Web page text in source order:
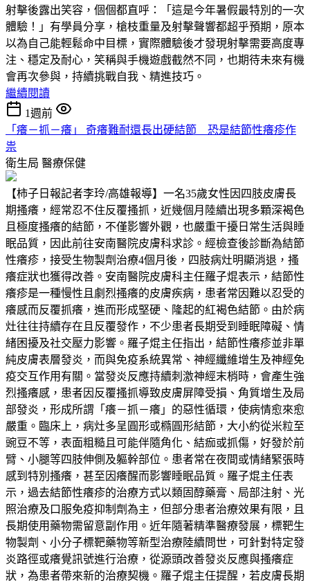
射擊後露出笑容，個個都直呼：「這是今年暑假最特別的一次
體驗！」有學員分享，槍枝重量及射擊聲響都超乎預期，原本
以為自己能輕鬆命中目標，實際體驗後才發現射擊需要高度專
注、穩定及耐心，笑稱與手機遊戲截然不同，也期待未來有機
會再次參與，持續挑戰自我、精進技巧。
繼續閱讀
1週前
「癢－抓－癢」 奇癢難耐還長出硬結節 恐是結節性癢疹作
祟
衛生局 醫療保健
【柿子日報記者李玲/高雄報導】一名35歲女性因四肢皮膚長
期搔癢，經常忍不住反覆搔抓，近幾個月陸續出現多顆深褐色
且極度搔癢的結節，不僅影響外觀，也嚴重干擾日常生活與睡
眠品質，因此前往安南醫院皮膚科求診。經檢查後診斷為結節
性癢疹，接受生物製劑治療4個月後，四肢病灶明顯消退，搔
癢症狀也獲得改善。安南醫院皮膚科主任羅子焜表示，結節性
癢疹是一種慢性且劇烈搔癢的皮膚疾病，患者常因難以忍受的
癢感而反覆抓癢，進而形成堅硬、隆起的紅褐色結節。由於病
灶往往持續存在且反覆發作，不少患者長期受到睡眠障礙、情
緒困擾及社交壓力影響。羅子焜主任指出，結節性癢疹並非單
純皮膚表層發炎，而與免疫系統異常、神經纖維增生及神經免
疫交互作用有關。當發炎反應持續刺激神經末梢時，會產生強
烈搔癢感，患者因反覆搔抓導致皮膚屏障受損、角質增生及局
部發炎，形成所謂「癢－抓－癢」的惡性循環，使病情愈來愈
嚴重。臨床上，病灶多呈圓形或橢圓形結節，大小約從米粒至
豌豆不等，表面粗糙且可能伴隨角化、結痂或抓傷，好發於前
臂、小腿等四肢伸側及軀幹部位。患者常在夜間或情緒緊張時
感到特別搔癢，甚至因癢醒而影響睡眠品質。羅子焜主任表
示，過去結節性癢疹的治療方式以類固醇藥膏、局部注射、光
照治療及口服免疫抑制劑為主，但部分患者治療效果有限，且
長期使用藥物需留意副作用。近年隨著精準醫療發展，標靶生
物製劑、小分子標靶藥物等新型治療陸續問世，可針對特定發
炎路徑或癢覺訊號進行治療，從源頭改善發炎反應與搔癢症
狀，為患者帶來新的治療契機。羅子焜主任提醒，若皮膚長期